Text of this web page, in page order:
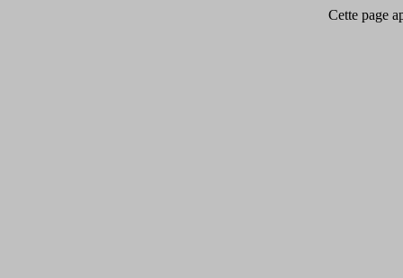
Cette page